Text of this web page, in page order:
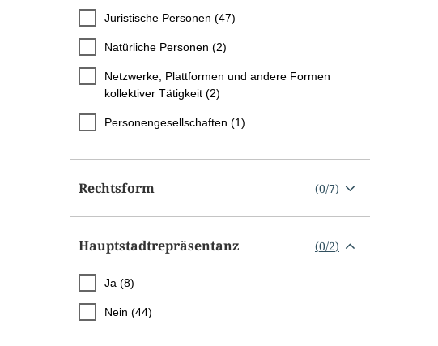
Juristische Personen (47)
Natürliche Personen (2)
Netzwerke, Plattformen und andere Formen
kollektiver Tätigkeit (2)
Personengesellschaften (1)
Rechtsform (0/7)
Hauptstadtrepräsentanz (0/2)
Ja (8)
Nein (44)